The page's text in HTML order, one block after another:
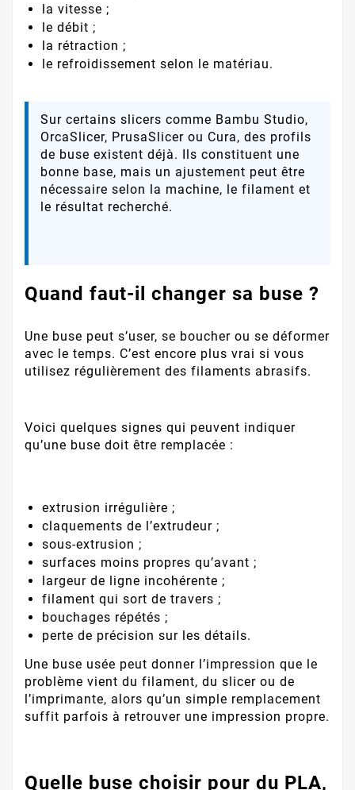
la vitesse ;
le débit ;
la rétraction ;
le refroidissement selon le matériau.
Sur certains slicers comme Bambu Studio,
OrcaSlicer, PrusaSlicer ou Cura, des profils
de buse existent déjà. Ils constituent une
bonne base, mais un ajustement peut être
nécessaire selon la machine, le filament et
le résultat recherché.
Quand faut-il changer sa buse ?
Une buse peut s’user, se boucher ou se déformer
avec le temps. C’est encore plus vrai si vous
utilisez régulièrement des filaments abrasifs.
Voici quelques signes qui peuvent indiquer
qu’une buse doit être remplacée :
extrusion irrégulière ;
claquements de l’extrudeur ;
sous-extrusion ;
surfaces moins propres qu’avant ;
largeur de ligne incohérente ;
filament qui sort de travers ;
bouchages répétés ;
perte de précision sur les détails.
Une buse usée peut donner l’impression que le
problème vient du filament, du slicer ou de
l’imprimante, alors qu’un simple remplacement
suffit parfois à retrouver une impression propre.
Quelle buse choisir pour du PLA,